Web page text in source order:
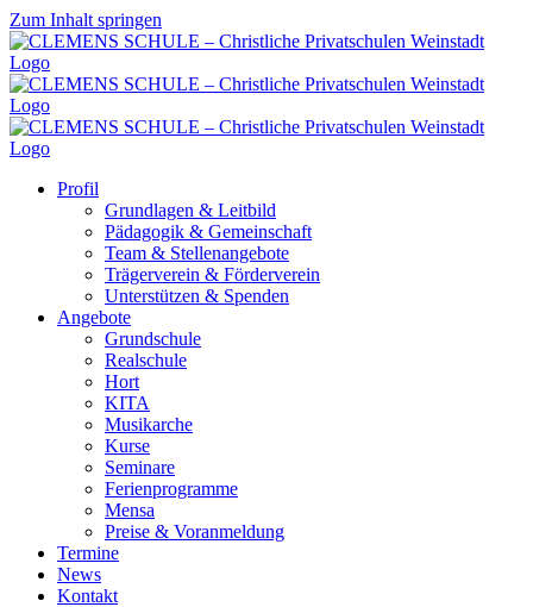
Zum Inhalt springen
Profil
Grundlagen & Leitbild
Pädagogik & Gemeinschaft
Team & Stellenangebote
Trägerverein & Förderverein
Unterstützen & Spenden
Angebote
Grundschule
Realschule
Hort
KITA
Musikarche
Kurse
Seminare
Ferienprogramme
Mensa
Preise & Voranmeldung
Termine
News
Kontakt